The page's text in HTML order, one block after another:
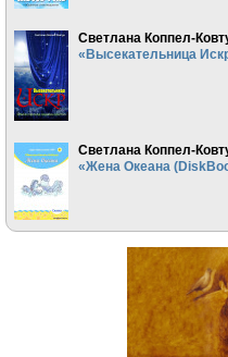
Светлана Коппел-
«Высекательница
Светлана Коппел-
«Жена Океана